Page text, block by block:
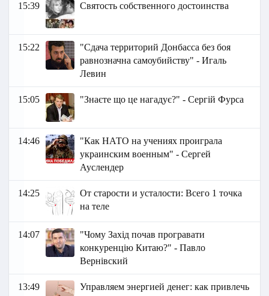
15:39 Святость собственного достоинства
15:22
"Сдача территорий Донбасса без боя
равнозначна самоубийству" - Игаль
Левин
15:05 "Знаєте що це нагадує?" - Сергій Фурса
14:46
"Как НАТО на учениях проиграла
украинским военным" - Сергей
Ауслендер
14:25
От старости и усталости: Всего 1 точка
на теле
14:07
"Чому Захід почав програвати
конкуренцію Китаю?" - Павло
Вернівский
13:49
Управляем энергией денег: как привлечь